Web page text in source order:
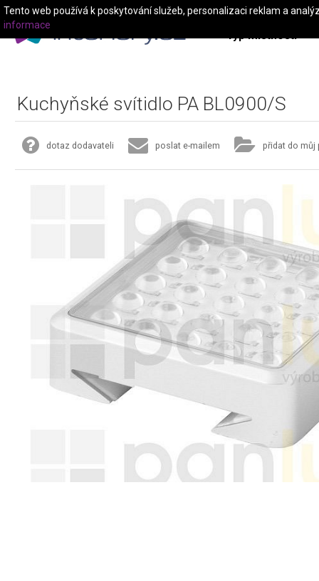
Typ místnosti
Kuchyňské svítidlo PA BL0900/S
dotaz dodavateli poslat e-mailem přidat do můj
Tento web používá k poskytování služeb, personalizaci reklam a
informace